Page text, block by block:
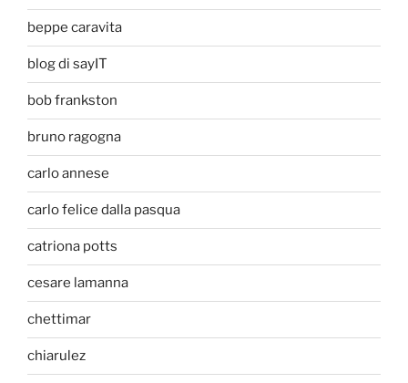
beppe caravita
blog di sayIT
bob frankston
bruno ragogna
carlo annese
carlo felice dalla pasqua
catriona potts
cesare lamanna
chettimar
chiarulez